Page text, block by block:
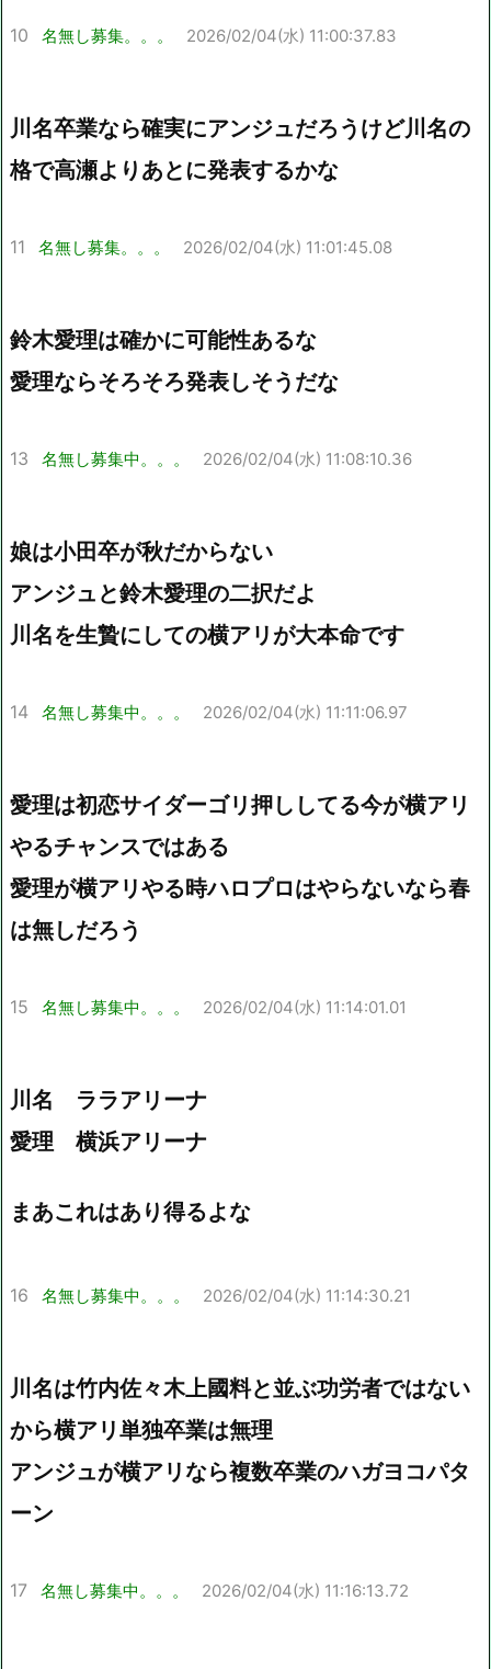
10 名無し募集。。。 2026/02/04(水) 11:00:37.83
川名卒業なら確実にアンジュだろうけど川名の
格で高瀬よりあとに発表するかな
11 名無し募集。。。 2026/02/04(水) 11:01:45.08
鈴木愛理は確かに可能性あるな
愛理ならそろそろ発表しそうだな
13 名無し募集中。。。 2026/02/04(水) 11:08:10.36
娘は小田卒が秋だからない
アンジュと鈴木愛理の二択だよ
川名を生贄にしての横アリが大本命です
14 名無し募集中。。。 2026/02/04(水) 11:11:06.97
愛理は初恋サイダーゴリ押ししてる今が横アリ
やるチャンスではある
愛理が横アリやる時ハロプロはやらないなら春
は無しだろう
15 名無し募集中。。。 2026/02/04(水) 11:14:01.01
川名 ララアリーナ
愛理 横浜アリーナ
まあこれはあり得るよな
16 名無し募集中。。。 2026/02/04(水) 11:14:30.21
川名は竹内佐々木上國料と並ぶ功労者ではない
から横アリ単独卒業は無理
アンジュが横アリなら複数卒業のハガヨコパタ
ーン
17 名無し募集中。。。 2026/02/04(水) 11:16:13.72